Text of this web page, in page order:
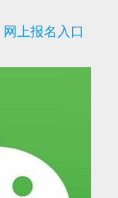
诚信网站
网上报名入口